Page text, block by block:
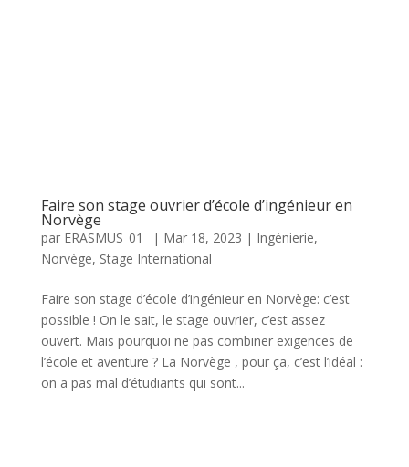
Faire son stage ouvrier d’école d’ingénieur en
Norvège
par ERASMUS_01_ | Mar 18, 2023 | Ingénierie,
Norvège, Stage International
Faire son stage d’école d’ingénieur en Norvège: c’est
possible ! On le sait, le stage ouvrier, c’est assez
ouvert. Mais pourquoi ne pas combiner exigences de
l’école et aventure ? La Norvège , pour ça, c’est l’idéal :
on a pas mal d’étudiants qui sont...